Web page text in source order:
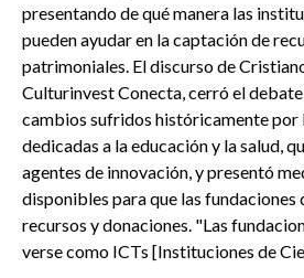
presentando de qué manera las
pueden ayudar en la captación de
patrimoniales. El discurso de
Culturinvest Conecta, cerró el
cambios sufridos históricamente por
dedicadas a la educación y la salud,
agentes de innovación, y presentó
disponibles para que las fundaciones
recursos y donaciones. "Las
verse como ICTs [Instituciones de